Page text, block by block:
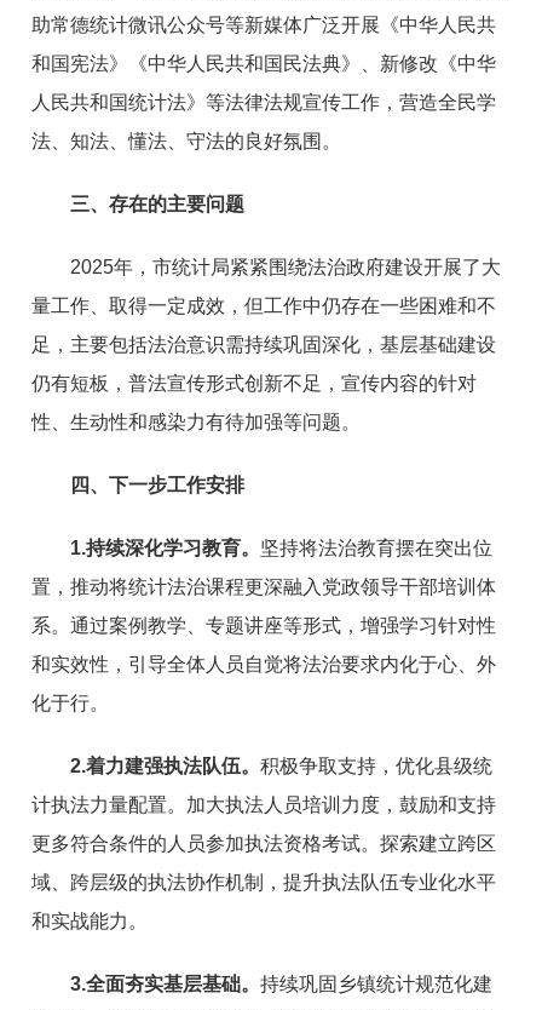
助常德统计微讯公众号等新媒体广泛开展《中华人民共
和国宪法》《中华人民共和国民法典》、新修改《中华
人民共和国统计法》等法律法规宣传工作，营造全民学
法、知法、懂法、守法的良好氛围。
三、存在的主要问题
2025年，市统计局紧紧围绕法治政府建设开展了大
量工作、取得一定成效，但工作中仍存在一些困难和不
足，主要包括法治意识需持续巩固深化，基层基础建设
仍有短板，普法宣传形式创新不足，宣传内容的针对
性、生动性和感染力有待加强等问题。
四、下一步工作安排
1.持续深化学习教育。 坚持将法治教育摆在突出位
置，推动将统计法治课程更深融入党政领导干部培训体
系。通过案例教学、专题讲座等形式，增强学习针对性
和实效性，引导全体人员自觉将法治要求内化于心、外
化于行。
2.着力建强执法队伍。积极争取支持，优化县级统
计执法力量配置。加大执法人员培训力度，鼓励和支持
更多符合条件的人员参加执法资格考试。探索建立跨区
域、跨层级的执法协作机制，提升执法队伍专业化水平
和实战能力。
3.全面夯实基层基础。持续巩固乡镇统计规范化建